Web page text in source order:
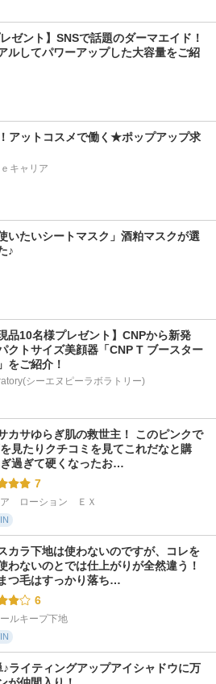
ゼント】SNSで話題のダーマエイド！
ルしてパワーアップした大容量をご紹
アットコスメで働く★ポップアップ求
キャリア
いたいシートマスク」酒粕マスクが選
♪
品10名様プレゼント】CNPから新発
クトサイズ美顔器「CNP T ブースター
をご紹介！
シーエヌピーラボラトリー)
カサゆらぎ肌の救世主！ このピンクで
見たりクチコミを見てこれだなと購
過ぎて硬くなったお…
7
　ローション　ＥＸ
カラ下地は使わないのですが、コレを
わないのとでは仕上がりが全然違う！
つ毛はすっかり落ち…
6
ルキープ下地
ライティングアップアイシャドウに万